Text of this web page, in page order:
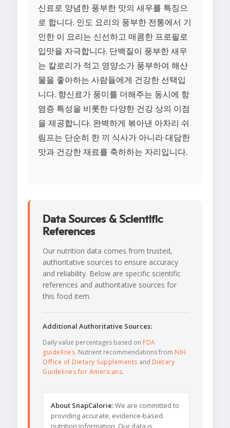
신료로 양념한 풍부한 맛의 새우를 특징으
로 합니다. 인도 요리의 풍부한 전통에서 기
인한 이 요리는 신선하고 매콤한 프로필로
입맛을 자극합니다. 단백질이 풍부한 새우
는 칼로리가 적고 영양소가 풍부하여 해산
물을 좋아하는 사람들에게 건강한 선택입
니다. 향신료가 풍미를 더해주는 동시에 항
염증 특성을 비롯한 다양한 건강 상의 이점
을 제공합니다. 완벽하게 볶아낸 아차리 쉬
림프는 단순히 한 끼 식사가 아니라 대담한
맛과 건강한 재료를 축하하는 자리입니다.
Data Sources & Scientific
References
Our nutrition data comes from trusted,
authoritative sources to ensure accuracy
and reliability. Below are specific scientific
references and authoritative sources for
this food item.
Additional Authoritative Sources:
Daily value percentages based on FDA
guidelines. Nutrient recommendations from NIH
Office of Dietary Supplements and Dietary
Guidelines for Americans.
About SnapCalorie:We are committed to
providing accurate, evidence-based